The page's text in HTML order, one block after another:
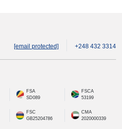
[email protected] +248 432 3314
FSA
SD089
FSCA
53199
FSC
GB25204786
CMA
2020000339